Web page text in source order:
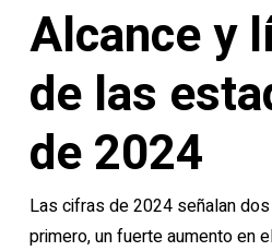
Alcance y
de las
de 2024
Las cifras de 2024 señalan
primero, un fuerte aumento en